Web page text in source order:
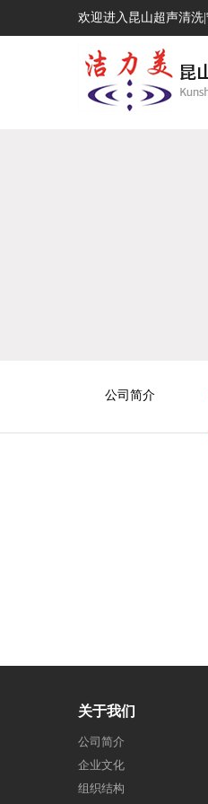
欢迎进入昆山超声清洗
公司简介
关于我们
公司简介
企业文化
组织结构